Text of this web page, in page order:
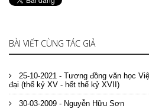
BÀI VIẾT CÙNG TÁC GIẢ
25-10-2021 - Tương đồng văn học
đại (thế kỷ XV - hết thế kỷ XVII)
30-03-2009 - Nguyễn Hữu Sơn